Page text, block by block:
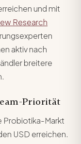
und mit
Research
aktiv nach
breitere
Priorität
Probiotika-Markt
USD erreichen.